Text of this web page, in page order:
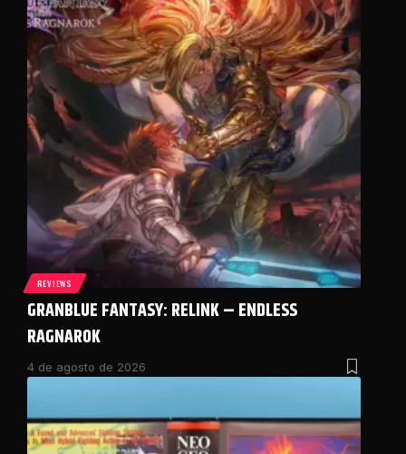
REVIEWS
GRANBLUE FANTASY: RELINK – ENDLESS
RAGNAROK
4 de agosto de 2026